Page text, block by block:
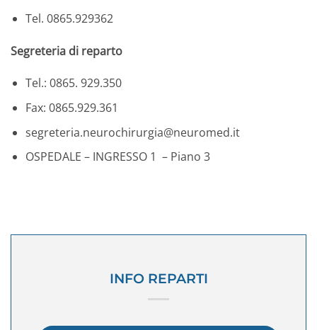
Tel. 0865.929362
Segreteria di reparto
Tel.: 0865. 929.350
Fax: 0865.929.361
segreteria.neurochirurgia@neuromed.it
OSPEDALE – INGRESSO 1 – Piano 3
INFO REPARTI